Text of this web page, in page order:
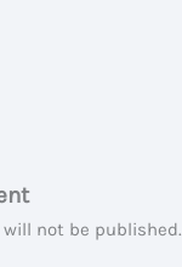
will not be published.